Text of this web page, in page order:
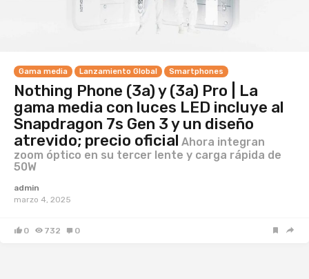
Gama media Lanzamiento Global Smartphones
Nothing Phone (3a) y (3a) Pro | La
gama media con luces LED incluye al
Snapdragon 7s Gen 3 y un diseño
atrevido; precio oficial Ahora integran
zoom óptico en su tercer lente y carga rápida de
50W
admin
marzo 4, 2025
0 732 0